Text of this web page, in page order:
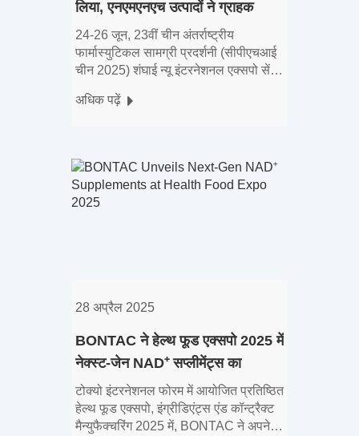
लिया, एनएमएनएच उत्पादों ने ग्राहक
मान्यता जीती
24-26 जून, 23वीं चीन अंतर्राष्ट्रीय
फार्मास्युटिकल सामग्री प्रदर्शनी (सीपीएचआई
चीन 2025) शंघाई न्यू इंटरनेशनल एक्सपो सेंटर
से एक के रूप में
अधिक पढ़ें
28 अप्रैल 2025
BONTAC ने हेल्थ फूड एक्सपो 2025 में
नेक्स्ट-जेन NAD⁺ सप्लीमेंट्स का
अनावरण किया
टोक्यो इंटरनेशनल फोरम में आयोजित प्रतिष्ठित
हेल्थ फूड एक्सपो, इंग्रीडिएंट्स एंड कॉन्ट्रैक्ट
मैन्युफैक्चरिंग 2025 में, BONTAC ने अपने